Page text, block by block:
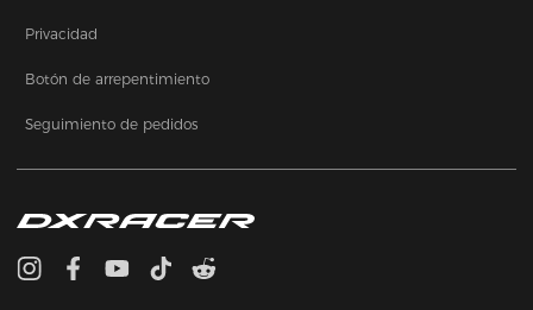
Privacidad
Botón de arrepentimiento
Seguimiento de pedidos